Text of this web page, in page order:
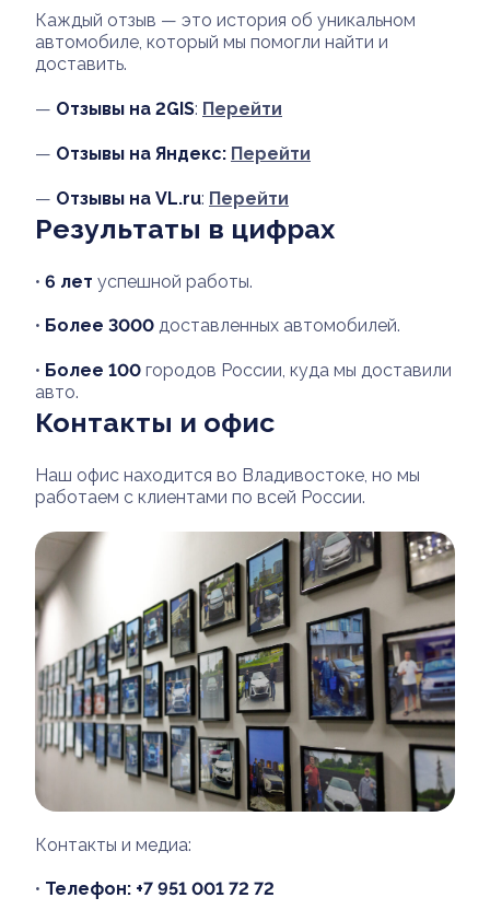
Каждый отзыв — это история об уникальном
автомобиле, который мы помогли найти и
доставить.
— Отзывы на 2GIS: Перейти
— Отзывы на Яндекс: Перейти
— Отзывы на VL.ru: Перейти
Результаты в цифрах
• 6 лет успешной работы.
• Более 3000 доставленных автомобилей.
• Более 100 городов России, куда мы доставили
авто.
Контакты и офис
Наш офис находится во Владивостоке, но мы
работаем с клиентами по всей России.
Контакты и медиа:
• Телефон: +7 951 001 72 72